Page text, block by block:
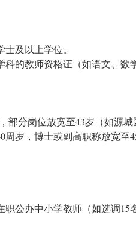
及以上学位。
的教师资格证（如语文、数
部分岗位放宽至43岁（如源城
周岁，博士或副高职称放宽至
公办中小学教师（如选调15